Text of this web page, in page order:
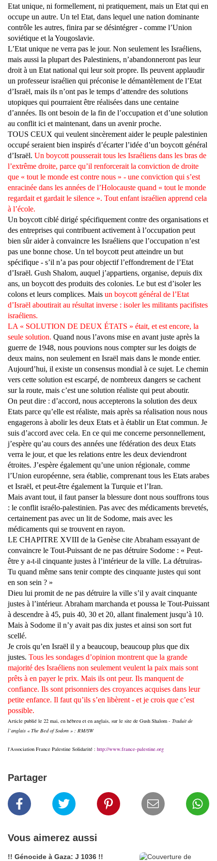
Etat unique, ni formellement, ni pratiquement, mais un Etat qui en
occupe un autre. Un tel Etat, dans lequel une nation dominante
contrôle les autres, finira par se désintégrer - comme l’Union
soviétique et la Yougoslavie.
L’Etat unique ne verra pas le jour. Non seulement les Israéliens,
mais aussi la plupart des Palestiniens, n’abandonneront pas leur
droit à un Etat national qui leur soit propre. Ils peuvent applaudir
un professeur israélien qui préconise le démantèlement de l’Etat
d’Israël, mais ils n’ont pas le temps d’attendre des solutions
utopiques qui pourraient être réalisées dans une centaine
d’années. Ils ont besoin de la fin de l’occupation et d’une solution
au conflit ici et maintenant, dans un avenir proche.
TOUS CEUX qui veulent sincèrement aider le peuple palestinien
occupé seraient bien inspirés d’écarter l’idée d’un boycott général
d’Israël. Un boycott pousserait tous les Israéliens dans les bras de
l’extrême droite, parce qu’il renforcerait la conviction de droite
que « tout le monde est contre nous » - une conviction qui s’est
enracinée dans les années de l’Holocauste quand « tout le monde
regardait et gardait le silence ». Tout enfant israélien apprend cela
à l’école.
Un boycott ciblé dirigé spécifiquement contre des organisations et
des entreprises qui contribuent activement à l’occupation peut
bien sûr aider à convaincre les Israéliens que l’occupation n’est
pas une bonne chose. Un tel boycott peut atteindre un but
spécifique - s’il n’a pas pour objectif l’effondrement de l’Etat
d’Israël. Gush Shalom, auquel j’appartiens, organise, depuis dix
ans, un boycott des produits des colonies. Le but est d’isoler les
colons et leurs complices. Mais un boycott général de l’Etat
d’Israël aboutirait au résultat inverse : isoler les militants pacifistes
israéliens.
LA « SOLUTION DE DEUX ÉTATS » était, et est encore, la
seule solution. Quand nous l’avons mise en avant juste après la
guerre de 1948, nous pouvions nous compter sur les doigts de
deux mains, non seulement en Israël mais dans le monde entier.
Aujourd’hui, il existe un consensus mondial à ce sujet. Le chemin
vers cette solution est escarpé, de nombreux dangers se cachent
sur la route, mais c’est une solution réaliste qui peut aboutir.
On peut dire : d’accord, nous accepterons la solution des deux
Etats parce qu’elle est réaliste, mais après sa réalisation nous nous
engagerons à abolir les deux Etats et à établir un Etat commun. Je
suis d’accord avec cela. En ce qui me concerne personnellement,
j’espère qu’au cours des années une fédération des deux Etats
verra le jour, et que les relations entre les deux deviendront
étroites. J’espère également qu’une union régionale, comme
l’Union européenne, sera établie, comprenant tous les Etats arabes
et Israël, et peut-être également la Turquie et l’Iran.
Mais avant tout, il faut panser la blessure dont nous souffrons tous
: le conflit israélo-palestinien. Pas avec des médicaments brevetés,
certainement pas avec un lit de Sodome, mais avec les
médicaments qui se trouvent en rayon.
LE CHAPITRE XVIII de la Genèse cite Abraham essayant de
convaincre le Tout-Puissant de ne pas détruire Sodome : « Peut-
être y a-t-il cinquante justes à l’intérieur de la ville. La détruiras-
Tu quand même sans tenir compte des cinquante justes qui sont
en son sein ? »
Dieu lui promit de ne pas détruire la ville s’il y avait cinquante
justes à l’intérieur. Abraham marchanda et poussa le Tout-Puissant
à descendre à 45, puis 40, 30 et 20, allant finalement jusqu’à 10.
Mais à Sodome il n’y avait pas dix justes et ainsi son sort fut
scellé.
Je crois qu’en Israël il y a beaucoup, beaucoup plus que dix
justes. Tous les sondages d’opinion montrent que la grande
majorité des Israéliens non seulement veulent la paix mais sont
prêts à en payer le prix. Mais ils ont peur. Ils manquent de
confiance. Ils sont prisonniers des croyances acquises dans leur
petite enfance. Il faut qu’ils s’en libèrent - et je crois que c’est
possible.
Article publié le 22 mai, en hébreu et en anglais, sur le site de Gush Shalom - Traduit de
l’anglais « The Bed of Sodom » : RM/SW
l'Association France Palestine Solidarité : http://www.france-palestine.org
Partager
Vous aimerez aussi
!! Génocide à Gaza: J 1036 !!